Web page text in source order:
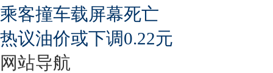
乘客撞车载屏幕死亡
热议油价或下调0.22元
网站导航